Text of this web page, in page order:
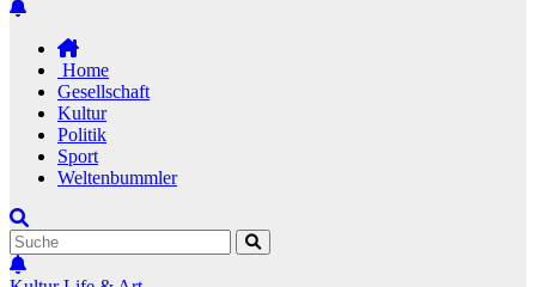
Home
Gesellschaft
Kultur
Politik
Sport
Weltenbummler